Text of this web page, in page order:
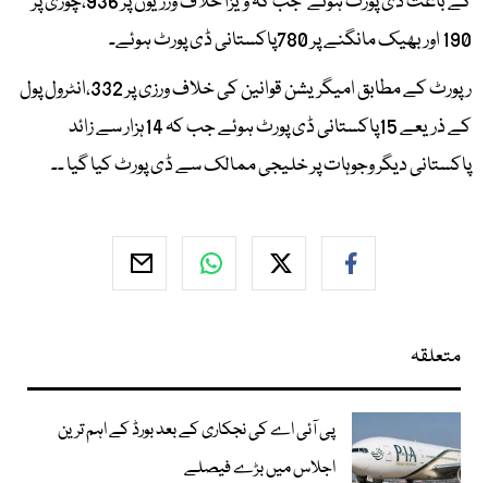
190 اور بھیک مانگنے پر 780پاکستانی ڈی پورٹ ہوئے۔
رپورٹ کے مطابق امیگریشن قوانین کی خلاف ورزی پر 332،انٹرول پول
کے ذریعے 15پاکستانی ڈی پورٹ ہوئے جب کہ 14ہزار سے زائد
پاکستانی دیگر وجوہات پر خلیجی ممالک سے ڈی پورٹ کیا گیا ۔۔
متعلقہ
پی آئی اے کی نجکاری کے بعد بورڈ کے اہم ترین
اجلاس میں بڑے فیصلے